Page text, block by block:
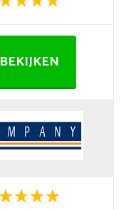
BEKIJKEN